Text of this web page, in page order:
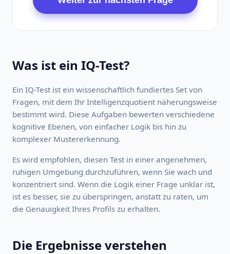
Was ist ein IQ-Test?
Ein IQ-Test ist ein wissenschaftlich fundiertes Set von
Fragen, mit dem Ihr Intelligenzquotient näherungsweise
bestimmt wird. Diese Aufgaben bewerten verschiedene
kognitive Ebenen, von einfacher Logik bis hin zu
komplexer Mustererkennung.
Es wird empfohlen, diesen Test in einer angenehmen,
ruhigen Umgebung durchzuführen, wenn Sie wach und
konzentriert sind. Wenn die Logik einer Frage unklar ist,
ist es besser, sie zu überspringen, anstatt zu raten, um
die Genauigkeit Ihres Profils zu erhalten.
Die Ergebnisse verstehen